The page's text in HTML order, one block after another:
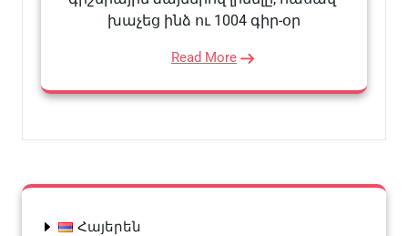
խաչեց ինձ ու 1004 գիր-օր
Read More
Հայերեն